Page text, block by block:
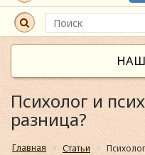
Психолог и
разница?
Главная Статьи